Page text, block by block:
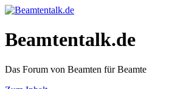
Beamtentalk.de
Das Forum von Beamten für Beamte